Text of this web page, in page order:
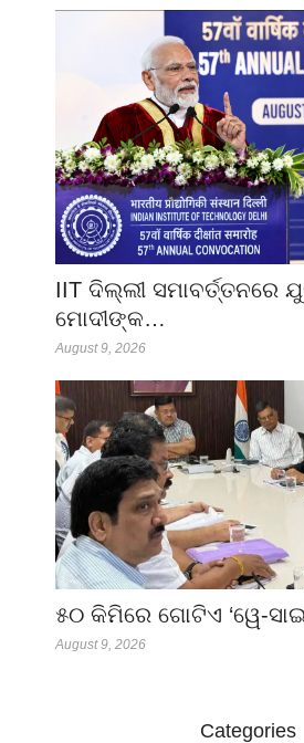
IIT ଦିଲ୍ଲୀ ସମାବର୍ତ୍ତନରେ
ମୋଦୀଙ୍କ…
August 9, 2026
୫୦ କିମିରେ ଗୋଟିଏ ‘ୱେ-
August 9, 2026
Categories